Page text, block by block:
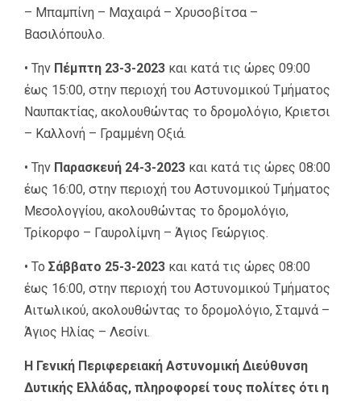
– Μπαμπίνη – Μαχαιρά – Χρυσοβίτσα –
Βασιλόπουλο.
• Την Πέμπτη 23-3-2023 και κατά τις ώρες 09:00
έως 15:00, στην περιοχή του Αστυνομικού Τμήματος
Ναυπακτίας, ακολουθώντας το δρομολόγιο, Κριετσι
– Καλλονή – Γραμμένη Οξιά.
• Την Παρασκευή 24-3-2023 και κατά τις ώρες 08:00
έως 16:00, στην περιοχή του Αστυνομικού Τμήματος
Μεσολογγίου, ακολουθώντας το δρομολόγιο,
Τρίκορφο – Γαυρολίμνη – Άγιος Γεώργιος.
• Το Σάββατο 25-3-2023 και κατά τις ώρες 08:00
έως 16:00, στην περιοχή του Αστυνομικού Τμήματος
Αιτωλικού, ακολουθώντας το δρομολόγιο, Σταμνά –
Άγιος Ηλίας – Λεσίνι.
Η Γενική Περιφερειακή Αστυνομική Διεύθυνση
Δυτικής Ελλάδας, πληροφορεί τους πολίτες ότι η